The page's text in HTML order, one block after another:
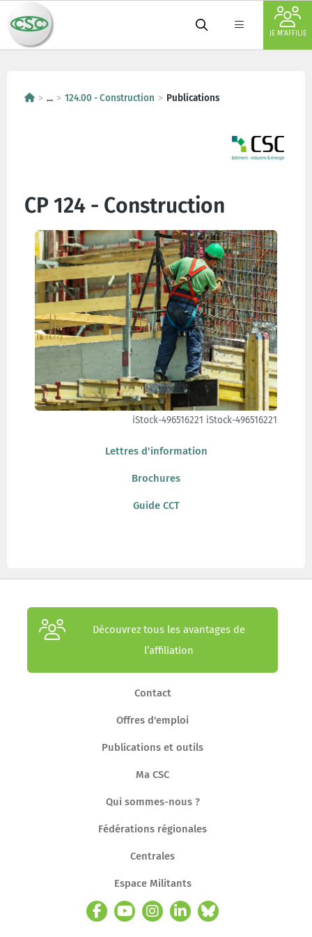
JE M'AFFILIE
... 124.00 - Construction Publications
CP 124 - Construction
iStock-496516221 iStock-496516221
Lettres d'information
Brochures
Guide CCT
Découvrez tous les avantages de
l’affiliation
Contact
Offres d'emploi
Publications et outils
Ma CSC
Qui sommes-nous ?
Fédérations régionales
Centrales
Espace Militants